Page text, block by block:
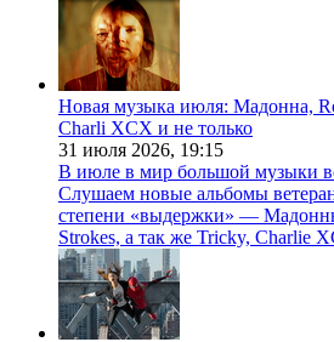
Новая музыка июля: Мадонна,
Charli XCX и не только
31 июля 2026, 19:15
В июле в мир большой музыки
Слушаем новые альбомы
степени «выдержки» —
Strokes, а так же Tricky, Charlie